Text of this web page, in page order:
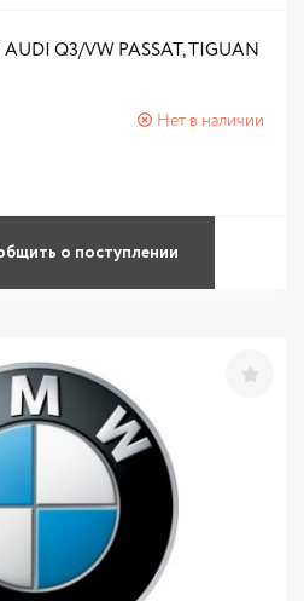
Q3/VW PASSAT, TIGUAN
Нет в наличии
о поступлении